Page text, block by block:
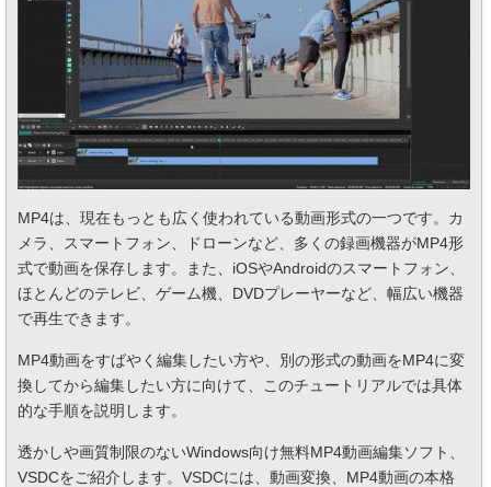
MP4は、現在もっとも広く使われている動画形式の一つです。カ
メラ、スマートフォン、ドローンなど、多くの録画機器がMP4形
式で動画を保存します。また、iOSやAndroidのスマートフォン、
ほとんどのテレビ、ゲーム機、DVDプレーヤーなど、幅広い機器
で再生できます。
MP4動画をすばやく編集したい方や、別の形式の動画をMP4に変
換してから編集したい方に向けて、このチュートリアルでは具体
的な手順を説明します。
透かしや画質制限のないWindows向け無料MP4動画編集ソフト、
VSDCをご紹介します。VSDCには、動画変換、MP4動画の本格